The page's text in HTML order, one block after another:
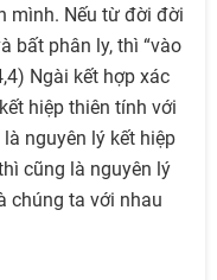
mình. Nếu từ đời đời
bất phân ly, thì “vào
Ngài kết hợp xác
hiệp thiên tính với
nguyên lý kết hiệp
cũng là nguyên lý
chúng ta với nhau